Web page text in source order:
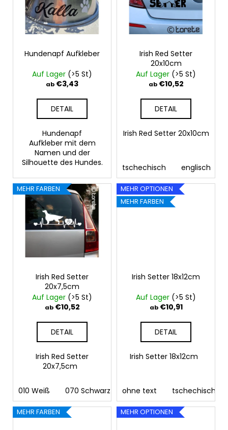
Hundenapf Aufkleber
Auf Lager (>5 St)
ab €3,43
DETAIL
Hundenapf
Aufkleber mit dem
Namen und der
Silhouette des Hundes.
Irish Red Setter
20x10cm
Auf Lager (>5 St)
ab€10,52
DETAIL
Irish Red Setter 20x10cm
tschechisch englisch
MEHR FARBEN
Irish Red Setter
20x7,5cm
Auf Lager (>5 St)
ab€10,52
DETAIL
Irish Red Setter
20x7,5cm
010 Weiß 070 Schwarz 090 Silber 091 Gold
MEHR OPTIONEN
MEHR FARBEN
Irish Setter 18x12cm
Auf Lager (>5 St)
ab€10,91
DETAIL
Irish Setter 18x12cm
ohne text tschechisch
MEHR FARBEN MEHR OPTIONEN
€11,26